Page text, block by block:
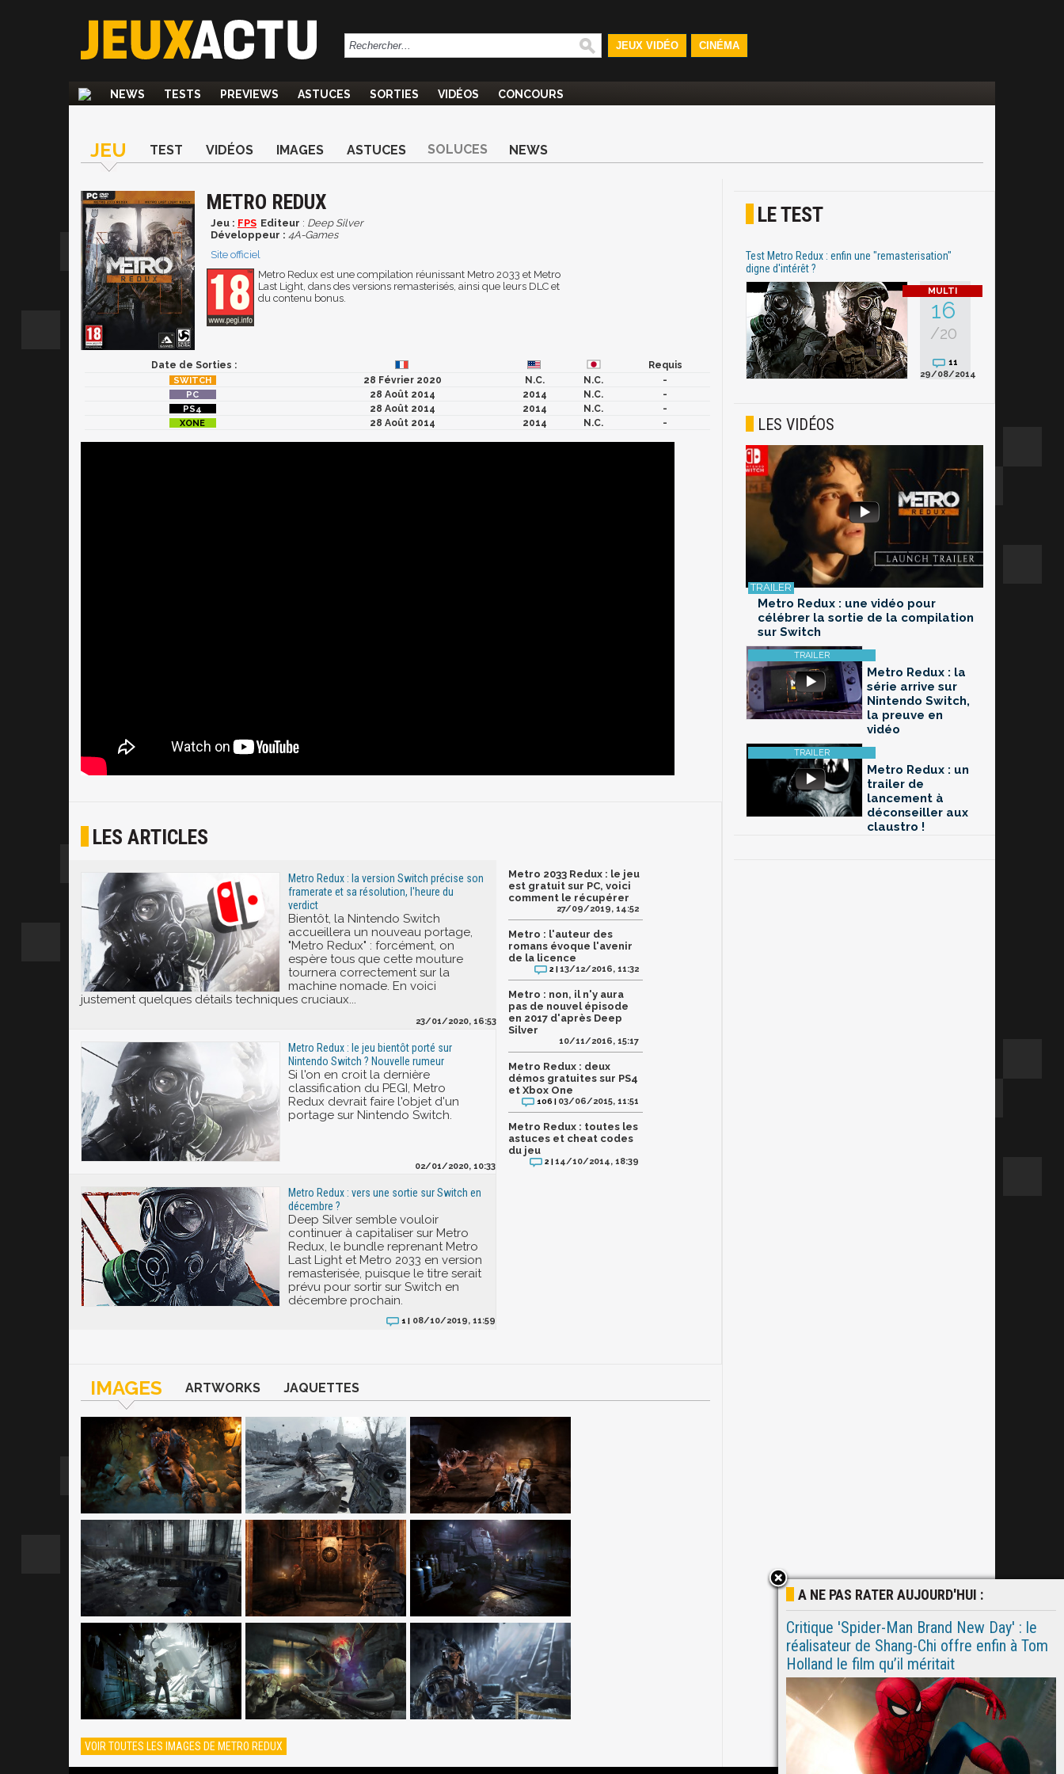
JEUX VIDÉO CINÉMA
NEWS TESTS PREVIEWS ASTUCES SORTIES VIDÉOS CONCOURS
JEU TEST VIDÉOS IMAGES ASTUCES SOLUCES NEWS
METRO REDUX
Jeu : FPS Editeur : Deep Silver
Développeur : 4A-Games
Site officiel
Metro Redux est une compilation réunissant Metro 2033 et Metro
Last Light, dans des versions remasterisés, ainsi que leurs DLC et
du contenu bonus.
Date de Sorties :
Requis
28 Février 2020
N.C. N.C.
-
28 Août 2014
2014 N.C.
-
28 Août 2014
2014 N.C.
-
28 Août 2014
2014 N.C. -
LES ARTICLES
Metro Redux : la version Switch précise son
framerate et sa résolution, l'heure du
verdict
Bientôt, la Nintendo Switch
accueillera un nouveau portage,
"Metro Redux" : forcément, on
espère tous que cette mouture
tournera correctement sur la
machine nomade. En voici
justement quelques détails techniques cruciaux...
23/01/2020, 16:53
Metro Redux : le jeu bientôt porté sur
Nintendo Switch ? Nouvelle rumeur
Si l'on en croit la dernière
classification du PEGI, Metro
Redux devrait faire l'objet d'un
portage sur Nintendo Switch.
02/01/2020, 10:33
Metro Redux : vers une sortie sur Switch en
décembre ?
Deep Silver semble vouloir
continuer à capitaliser sur Metro
Redux, le bundle reprenant Metro
Last Light et Metro 2033 en version
remasterisée, puisque le titre serait
prévu pour sortir sur Switch en
décembre prochain.
1 | 08/10/2019, 11:59
Metro 2033 Redux : le jeu
est gratuit sur PC, voici
comment le récupérer
27/09/2019, 14:52
Metro : l'auteur des
romans évoque l'avenir
de la licence
2 |13/12/2016, 11:32
Metro : non, il n'y aura
pas de nouvel épisode
en 2017 d'après Deep
Silver
10/11/2016, 15:17
Metro Redux : deux
démos gratuites sur PS4
et Xbox One
106 | 03/06/2015, 11:51
Metro Redux : toutes les
astuces et cheat codes
du jeu
2 |14/10/2014, 18:39
IMAGES ARTWORKS JAQUETTES
VOIR TOUTES LES IMAGES DE METRO REDUX
LE TEST
Test Metro Redux : enfin une "remasterisation"
digne d'intérêt ?
16
/20
11
29/08/2014
LES VIDÉOS
Metro Redux : une vidéo pour
célébrer la sortie de la compilation
sur Switch
Metro Redux : la
série arrive sur
Nintendo Switch,
la preuve en
vidéo
Metro Redux : un
trailer de
lancement à
déconseiller aux
claustro !
A NE PAS RATER AUJOURD'HUI :
Critique 'Spider-Man Brand New Day' : le
réalisateur de Shang-Chi offre enfin à Tom
Holland le film qu’il méritait